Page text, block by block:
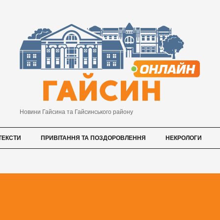
Новини Гайсина та Гайсинського району
ПРИВІТАННЯ ТА ПОЗДОРОВЛЕННЯ НЕКРОЛОГИ